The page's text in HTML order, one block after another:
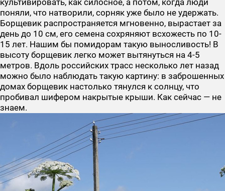
культивировать, как силосное, а потом, когда люди
поняли, что натворили, сорняк уже было не удержать.
Борщевик распространяется мгновенно, вырастает за
день до 10 см, его семена сохряняют всхожесть по 10-
15 лет. Нашим бы помидорам такую выносливость! В
высоту борщевик легко может вытянуться на 4-5
метров. Вдоль российских трасс несколько лет назад
можно было наблюдать такую картину: в заброшенных
домах борщевик настолько тянулся к солнцу, что
пробивал шифером накрытые крыши. Как сейчас — не
знаем.